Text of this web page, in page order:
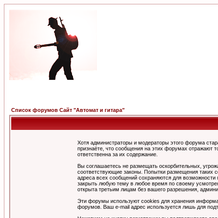
Список форумов Сайт "Автомат и гитара"
Хотя администраторы и модераторы этого форума
признаёте, что сообщения на этих форумах отражают
ответственна за их содержание.
Вы соглашаетесь не размещать оскорбительных,
соответствующие законы. Попытки размещения таких
адреса всех сообщений сохраняются для
закрыть любую тему в любое время по своему
открыта третьим лицам без вашего разрешения,
Эти форумы используют cookies для хранения
форумов. Ваш e-mail адрес используется лишь для